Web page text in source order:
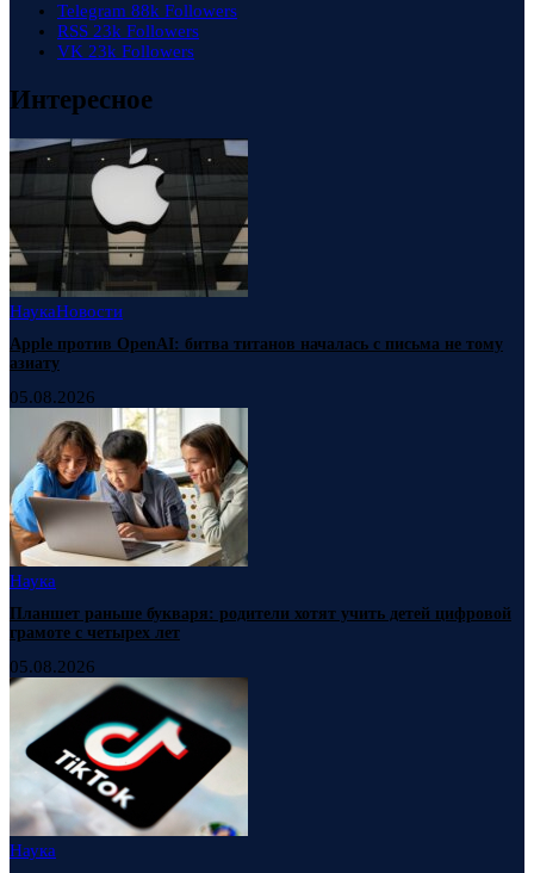
Telegram 88k Followers
RSS 23k Followers
VK 23k Followers
Интересное
НаукаНовости
Apple против OpenAI: битва титанов началась с письма не тому
азиату
05.08.2026
Наука
Планшет раньше букваря: родители хотят учить детей цифровой
грамоте с четырех лет
05.08.2026
Наука